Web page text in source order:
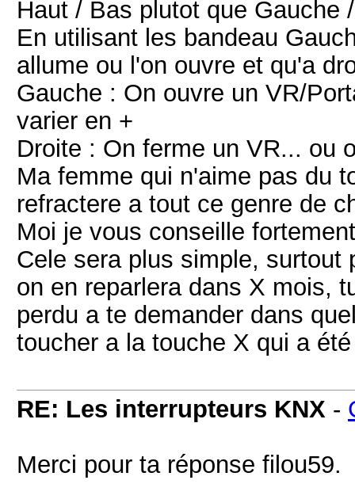
Haut / Bas plutot que Gauche
En utilisant les bandeau
allume ou l'on ouvre et qu'a
Gauche : On ouvre un VR/
varier en +
Droite : On ferme un VR... ou
Ma femme qui n'aime pas du
refractere a tout ce genre de
Moi je vous conseille
Cele sera plus simple, surtout
on en reparlera dans X mois,
perdu a te demander dans
toucher a la touche X qui a
RE: Les interrupteurs KNX -
Merci pour ta réponse filou59.